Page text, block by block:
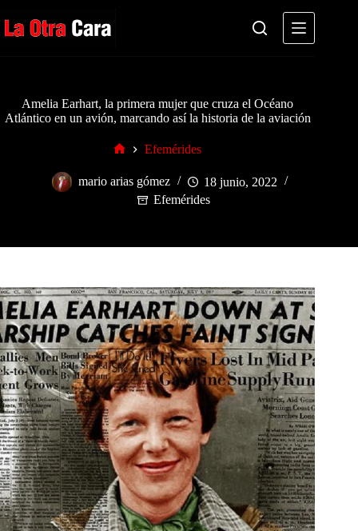
al
contenido
Amelia Earhart, la primera mujer que cruza el Océano
Atlántico en un avión, marcando así la historia de la aviación
Efemérides
mario arias gómez
18 junio, 2022
Efemérides